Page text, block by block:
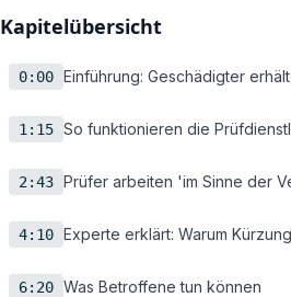
Kapitelübersicht
0:00 Einführung: Geschädigter
1:15 So funktionieren die
2:43 Prüfer arbeiten 'im Sinne der
4:10 Experte erklärt: Warum
6:20 Was Betroffene tun können